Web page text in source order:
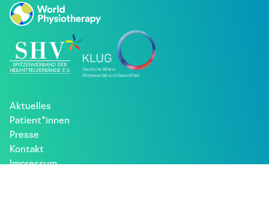
Aktuelles
Patient*innen
Presse
Kontakt
Impressum